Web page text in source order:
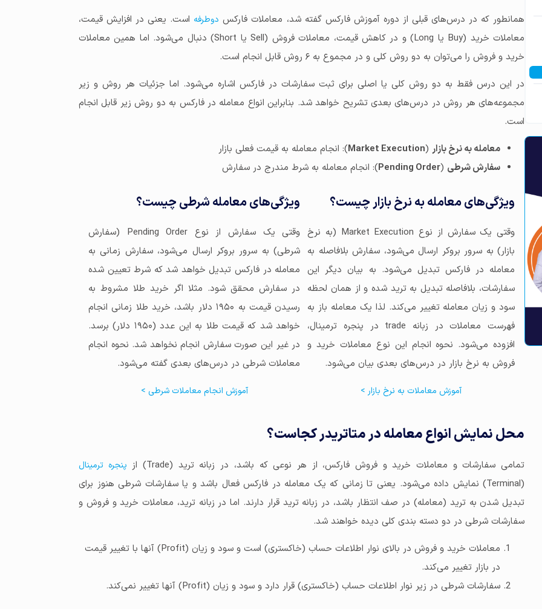
همانطور که در درس‌های قبلی از دوره آموزش فارکس گفته شد، معاملات فارکس دوطرفه است. یعنی در افزایش قیمت،
معاملات خرید (Buy یا Long) و در کاهش قیمت، معاملات فروش (Sell یا Short) دنبال می‌شود. اما همین معاملات
خرید و فروش را می‌توان به دو روش کلی و در مجموع به ۶ روش قابل انجام است.
در این درس فقط به دو روش کلی یا اصلی برای ثبت سفارشات در فارکس اشاره می‌شود. اما جزئیات هر روش و زیر
مجموعه‌های هر روش در درس‌های بعدی تشریح خواهد شد. بنابراین انواع معامله در فارکس به دو روش زیر قابل انجام
است.
معامله به نرخ بازار(
Market Execution): انجام معامله به قیمت فعلی بازار
سفارش شرطی (
Pending Order): انجام معامله به شرط مندرج در سفارش
ویژگی‌های معامله به نرخ بازار چیست؟
وقتی یک سفارش از نوع Market Execution (به نرخ
بازار) به سرور بروکر ارسال می‌شود، سفارش بلافاصله به
معامله در فارکس تبدیل می‌شود. به بیان دیگر این
سفارشات، بلافاصله تبدیل به ترید شده و از همان لحظه
سود و زیان معامله تغییر می‌کند. لذا یک معامله باز به
فهرست معاملات در زبانه trade در پنجره ترمینال،
افزوده می‌شود. نحوه انجام این نوع معاملات خرید و
فروش به نرخ بازار در درس‌های بعدی بیان می‌شود.
آموزش معاملات به نرخ بازار >
ویژگی‌های معامله شرطی چیست؟
وقتی یک سفارش از نوع Pending Order (سفارش
شرطی) به سرور بروکر ارسال می‌شود، سفارش زمانی به
معامله در فارکس تبدیل خواهد شد که شرط تعیین شده
در سفارش محقق شود. مثلا اگر خرید طلا مشروط به
رسیدن قیمت به ۱۹۵۰ دلار باشد، خرید طلا زمانی انجام
خواهد شد که قیمت طلا به این عدد (۱۹۵۰ دلار) برسد.
در غیر این صورت سفارش انجام نخواهد شد. نحوه انجام
معاملات شرطی در درس‎‌های بعدی گفته می‌شود.
آموزش انجام معاملات شرطی >
محل نمایش انواع معامله در متاتریدر کجاست؟
تمامی سفارشات و معاملات خرید و فروش فارکس، از هر نوعی که باشد، در زبانه ترید (Trade) از پنجره ترمینال
(Terminal) نمایش داده می‌شود. یعنی تا زمانی که یک معامله در فارکس فعال باشد و یا سفارشات شرطی هنوز برای
تبدیل شدن به ترید (معامله) در صف انتظار باشد، در زبانه ترید قرار دارند. اما در زبانه ترید، معاملات خرید و فروش و
سفارشات شرطی در دو دسته بندی کلی دیده خواهند شد.
معاملات خرید و فروش در بالای نوار اطلاعات حساب (خاکستری) است و سود و زیان (Profit) آنها با تغییر قیمت
در بازار تغییر می‌کند.
سفارشات شرطی در زیر نوار اطلاعات حساب (خاکستری) قرار دارد و سود و زیان (Profit) آنها تغییر نمی‌کند.